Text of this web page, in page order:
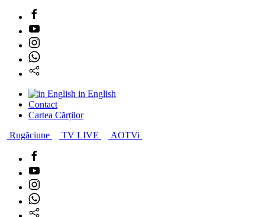
in English
Contact
Cartea Cărților
Rugăciune
TV LIVE AOTVi